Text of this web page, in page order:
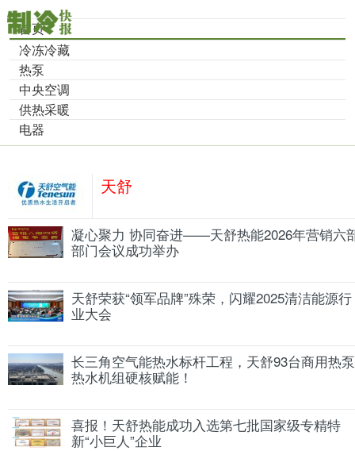
首页
冷冻冷藏
热泵
中央空调
供热采暖
电器
天舒
凝心聚力 协同奋进——天舒热能2026年营销六
部门会议成功举办
天舒荣获“领军品牌”殊荣，闪耀2025清洁能源行
业大会
长三角空气能热水标杆工程，天舒93台商用热泵
热水机组硬核赋能！
喜报！天舒热能成功入选第七批国家级专精特
新“小巨人”企业